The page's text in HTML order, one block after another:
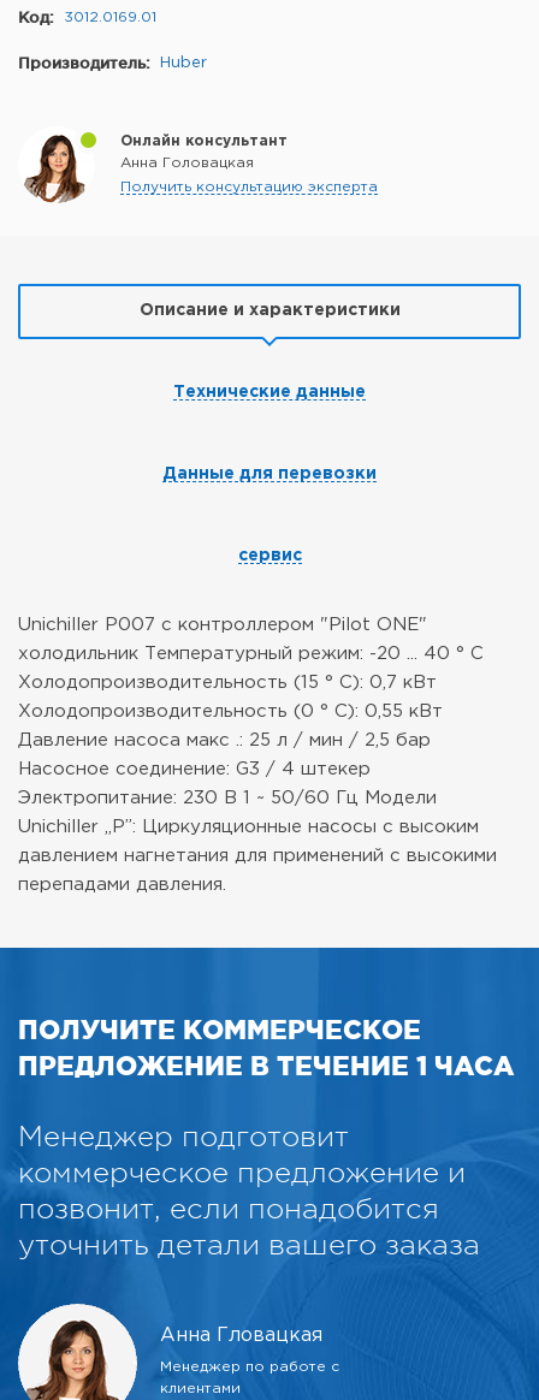
Код: 3012.0169.01
Производитель: Huber
Онлайн консультант
Анна Головацкая
Получить консультацию эксперта
Описание и характеристики
Технические данные
Данные для перевозки
сервис
Unichiller P007 с контроллером "Pilot ONE"
холодильник
Температурный режим: -20 ... 40 ° С
Холодопроизводительность (15 ° С): 0,7 кВт
Холодопроизводительность (0 ° C): 0,55 кВт
Давление насоса макс .: 25 л / мин / 2,5 бар
Насосное соединение: G3 / 4 штекер
Электропитание: 230 В 1 ~ 50/60 Гц
Модели
Unichiller „P”: Циркуляционные насосы с высоким
давлением нагнетания для применений с высокими
перепадами давления.
ПОЛУЧИТЕ КОММЕРЧЕСКОЕ
ПРЕДЛОЖЕНИЕ В ТЕЧЕНИЕ 1 ЧАСА
Менеджер подготовит
коммерческое предложение и
позвонит, если понадобится
уточнить детали вашего заказа
Анна Гловацкая
Менеджер по работе с
клиентами